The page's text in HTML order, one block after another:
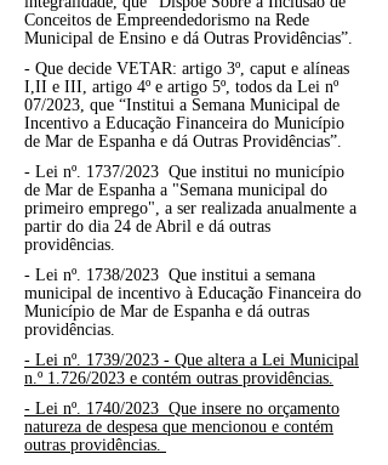
Conceitos de Empreendedorismo na Rede
Municipal de Ensino e dá Outras Providências”.
- Que decide VETAR: artigo 3º, caput e alíneas
I,II e III, artigo 4º e artigo 5º, todos da Lei nº
07/2023, que “Institui a Semana Municipal de
Incentivo a Educação Financeira do Município
de Mar de Espanha e dá Outras Providências”.
- Lei nº. 1737/2023 Que institui no município
de Mar de Espanha a "Semana municipal do
primeiro emprego", a ser realizada anualmente a
partir do dia 24 de Abril e dá outras
providências.
- Lei nº. 1738/2023 Que institui a semana
municipal de incentivo à Educação Financeira do
Município de Mar de Espanha e dá outras
providências.
- Lei nº. 1739/2023 - Que altera a Lei Municipal
n.º 1.726/2023 e contém outras providências.
- Lei nº. 1740/2023 Que insere no orçamento
natureza de despesa que mencionou e contém
outras providências.